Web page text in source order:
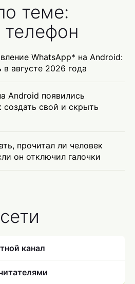
теме:
телефон
WhatsApp* на Android:
в августе 2026 года
Android появились
создать свой и скрыть
прочитал ли человек
он отключил галочки
канал